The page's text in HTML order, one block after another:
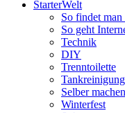
StarterWelt
So findet
So geht
Technik
DIY
Trenntoilette
Tankreinigung
Selber machen
Winterfest